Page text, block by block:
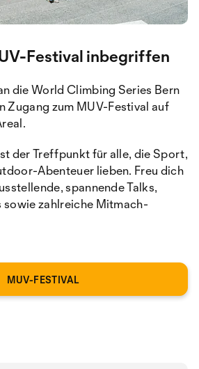
Festival inbegriffen
die World Climbing Series Bern
Zugang zum MUV-Festival auf
der Treffpunkt für alle, die Sport,
Abenteuer lieben. Freu dich
spannende Talks,
zahlreiche Mitmach-
MUV-FESTIVAL